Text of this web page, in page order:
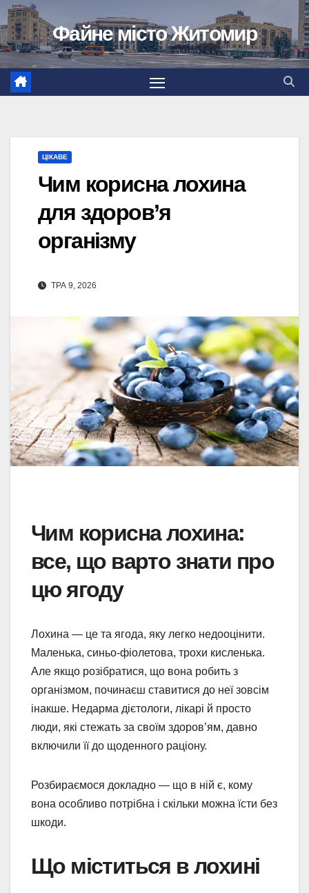
Перейти
до
вмісту
Файне місто Житомир
ЦІКАВЕ
Чим корисна лохина
для здоров’я
організму
ТРА 9, 2026
Чим корисна лохина:
все, що варто знати про
цю ягоду
Лохина — це та ягода, яку легко недооцінити.
Маленька, синьо-фіолетова, трохи кисленька.
Але якщо розібратися, що вона робить з
організмом, починаєш ставитися до неї зовсім
інакше. Недарма дієтологи, лікарі й просто
люди, які стежать за своїм здоров’ям, давно
включили її до щоденного раціону.
Розбираємося докладно — що в ній є, кому
вона особливо потрібна і скільки можна їсти без
шкоди.
Що міститься в лохині